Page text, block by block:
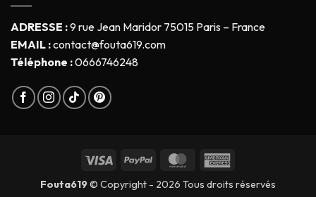
ADRESSE :9 rue Jean Maridor 75015 Paris – France
EMAIL :contact@fouta619.com
Téléphone :0666746248
Fouta619© Copyright - 2026 Tous droits réservés